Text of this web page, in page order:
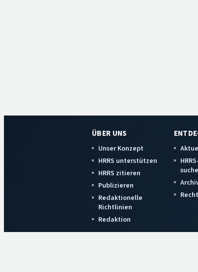
ÜBER UNS
Unser Konzept
HRRS unterstützen
HRRS zitieren
Publizieren
Redaktionelle
Richtlinien
Redaktion